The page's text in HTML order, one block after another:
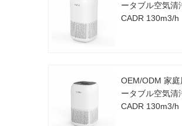
ータブル空気清
CADR 130m3/h
OEM/ODM 家庭
ータブル空気清
CADR 130m3/h